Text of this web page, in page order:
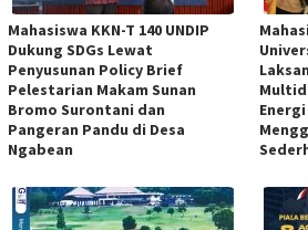
Mahasiswa KKN-T 140 UNDIP
Dukung SDGs Lewat
Penyusunan Policy Brief
Pelestarian Makam Sunan
Bromo Surontani dan
Pangeran Pandu di Desa
Ngabean